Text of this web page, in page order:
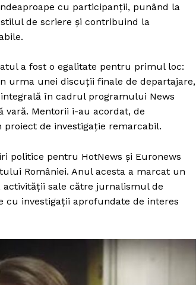
Despre noi / Echipa
Proiecte editoriale
Rețea
Contact
cu participanții, punând la
de scriere și contribuind la
a fost o egalitate pentru primul loc:
urma unei discuții finale de departajare,
în cadrul programului News
vară. Mentorii i-au acordat, de
de investigație remarcabil.
politice pentru HotNews și Euronews
României. Anul acesta a marcat un
sale către jurnalismul de
cu investigații aprofundate de interes